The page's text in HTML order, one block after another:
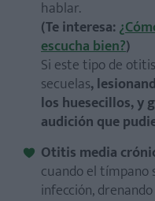
hablar.
(Te interesa:
escucha bien?)
Si este tipo de
secuelas,
los huesecillos, y
audición que
Otitis media
cuando el tímpano
infección,